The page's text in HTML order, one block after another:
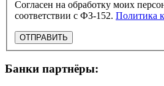
Согласен на обработку моих
соответствии с ФЗ-152. Политика
ОТПРАВИТЬ
Банки партнёры: